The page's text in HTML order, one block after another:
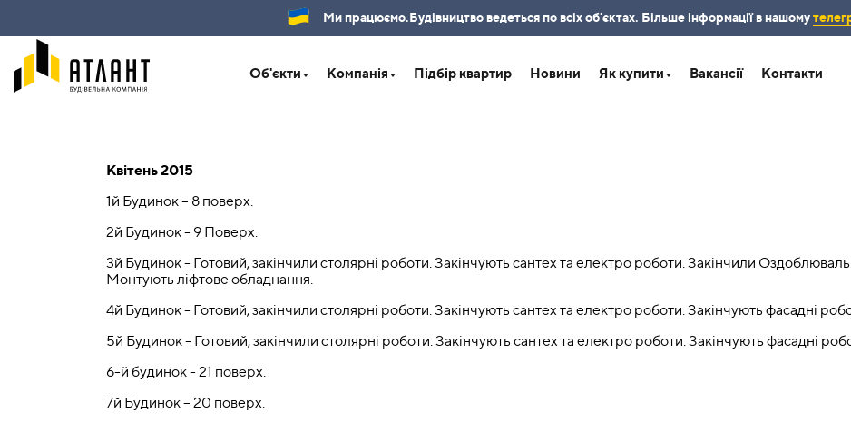
Ми працюємо.Будівництво ведеться по всіх об'єктах. Більше інформації в нашому
Об'єкти Компанія Підбір квартир Новини Як купити Вакансії Контакти
Квітень 2015
1й Будинок – 8 поверх.
2й Будинок - 9 Поверх.
3й Будинок - Готовий, закінчили столярні роботи. Закінчують сантех та електро роботи. Закінчили
Монтують ліфтове обладнання.
4й Будинок - Готовий, закінчили столярні роботи. Закінчують сантех та електро роботи. Закінчують фасадні
5й Будинок - Готовий, закінчили столярні роботи. Закінчують сантех та електро роботи. Закінчують фасадні
6-й будинок - 21 поверх.
7й Будинок – 20 поверх.